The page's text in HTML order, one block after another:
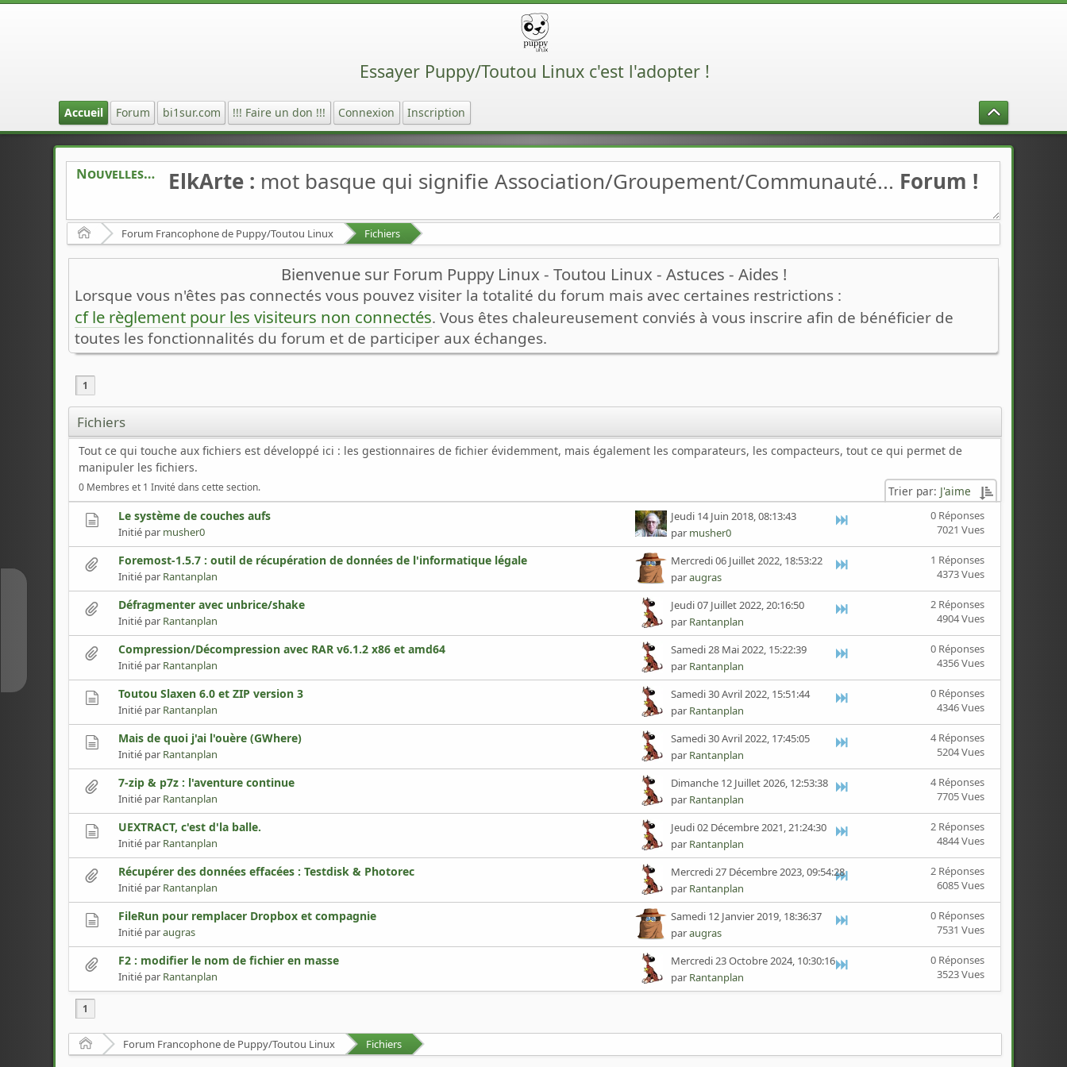
Essayer Puppy/Toutou Linux c'est l'adopter !
Accueil Forum bi1sur.com !!! Faire un don !!! Connexion Inscription
Nouvelles ElkArte : mot basque qui signifie Association/Groupement/Communauté... Forum !
Accueil Forum Francophone de Puppy/Toutou Linux Fichiers
Bienvenue sur Forum Puppy Linux - Toutou Linux - Astuces - Aides !
Lorsque vous n'êtes pas connectés vous pouvez visiter la totalité du forum mais avec certaines restrictions :
cf le règlement pour les visiteurs non connectés. Vous êtes chaleureusement conviés à vous inscrire afin de bénéficier de
toutes les fonctionnalités du forum et de participer aux échanges.
1
Fichiers
Tout ce qui touche aux fichiers est développé ici : les gestionnaires de fichier évidemment, mais également les comparateurs, les compacteurs, tout ce qui permet de
manipuler les fichiers.
0 Membres et 1 Invité dans cette section. Trier par: J'aime
Le système de couches aufs
Initié par musher0
0 Réponses
7021 Vues
Jeudi 14 Juin 2018, 08:13:43
par musher0
Foremost-1.5.7 : outil de récupération de données de l'informatique légale
Initié par Rantanplan
1 Réponses
4373 Vues
Mercredi 06 Juillet 2022, 18:53:22
paraugras
Défragmenter avec unbrice/shake
Initié par Rantanplan
2 Réponses
4904 Vues
Jeudi 07 Juillet 2022, 20:16:50
par Rantanplan
Compression/Décompression avec RAR v6.1.2 x86 et amd64
Initié par Rantanplan
0 Réponses
4356 Vues
Samedi 28 Mai 2022, 15:22:39
par Rantanplan
Toutou Slaxen 6.0 et ZIP version 3
Initié par Rantanplan
0 Réponses
4346 Vues
Samedi 30 Avril 2022, 15:51:44
par Rantanplan
Mais de quoi j'ai l'ouère (GWhere)
Initié par Rantanplan
4 Réponses
5204 Vues
Samedi 30 Avril 2022, 17:45:05
par Rantanplan
7-zip & p7z : l'aventure continue
Initié par Rantanplan
4 Réponses
7705 Vues
Dimanche 12 Juillet 2026, 12:53:38
par Rantanplan
UEXTRACT, c'est d'la balle.
Initié par Rantanplan
2 Réponses
4844 Vues
Jeudi 02 Décembre 2021, 21:24:30
par Rantanplan
Récupérer des données effacées : Testdisk & Photorec
Initié par Rantanplan
2 Réponses
6085 Vues
Mercredi 27 Décembre 2023, 09:54:28
par Rantanplan
FileRun pour remplacer Dropbox et compagnie
Initié paraugras
0 Réponses
7531 Vues
Samedi 12 Janvier 2019, 18:36:37
paraugras
F2 : modifier le nom de fichier en masse
Initié par Rantanplan
0 Réponses
3523 Vues
Mercredi 23 Octobre 2024, 10:30:16
par Rantanplan
1
Accueil Forum Francophone de Puppy/Toutou Linux Fichiers